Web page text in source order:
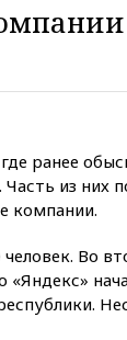
ранее
из них
компании.
Во
«Яндекс»